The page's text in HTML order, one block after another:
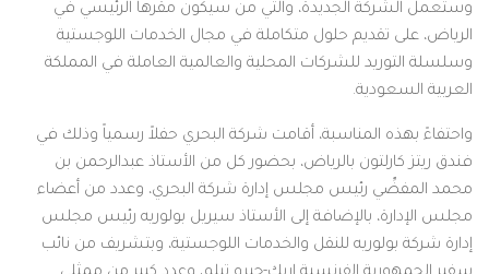
وستعمل الشركة الجديدة، والتي من سيكون مقرها الرئيسي في
الرياض، على تقديم حلول متكاملة في مجال الخدمات اللوجستية
وسلسلة التوريد للشركات المحلية والعالمية العاملة في المملكة
العربية السعودية.
واحتفاءً بهذه المناسبة، أقامت شركة البحري حفلاً رسمياً وذلك في
فندق ريتز كارلتون بالرياض، بحضور كل من الأستاذ عبدالرحمن بن
محمد المفضِّي رئيس مجلس إدارة شركة البحري، وعدد من أعضاء
مجلس الإدارة، بالإضافة إلى الأستاذ سيريل بولوريه رئيس مجلس
إدارة شركة بولوريه للنقل والخدمات اللوجستية، وبتشريف من نائب